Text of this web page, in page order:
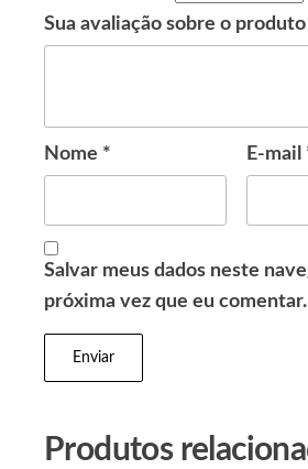
Sua avaliação sobre o produto
Nome * E-mail
Salvar meus dados neste
próxima vez que eu comentar.
Produtos